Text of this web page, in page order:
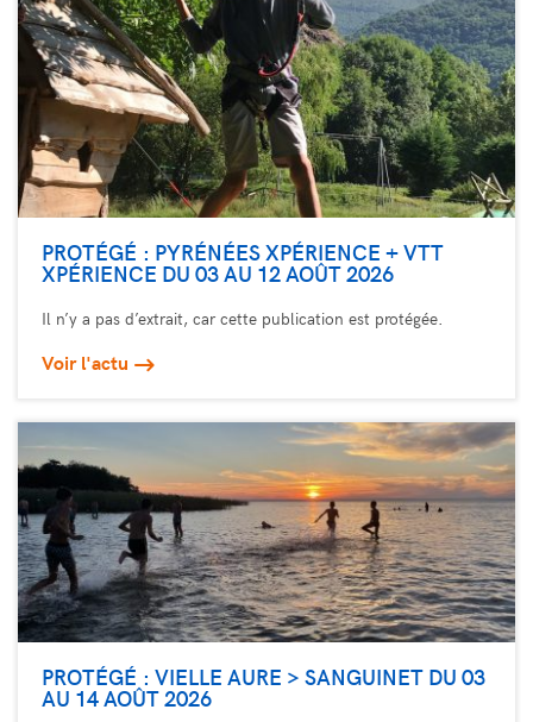
PROTÉGÉ : PYRÉNÉES XPÉRIENCE + VTT
XPÉRIENCE DU 03 AU 12 AOÛT 2026
Il n’y a pas d’extrait, car cette publication est protégée.
Voir l'actu
PROTÉGÉ : VIELLE AURE > SANGUINET DU 03
AU 14 AOÛT 2026